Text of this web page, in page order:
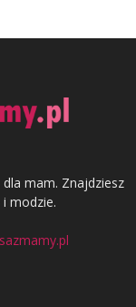
mam. Znajdziesz
modzie.